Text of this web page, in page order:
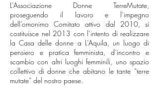
L’Associazione Donne TerreMutate,
proseguendo il lavoro e l’impegno
dell’omonimo Comitato attivo dal 2010, si
costituisce nel 2013 con l’intento di realizzare
la Casa delle donne a L’Aquila, un luogo di
pensiero e pratica femminista, d’incontro e
scambio con altri luoghi femminili, uno spazio
collettivo di donne che abitano le tante “terre
mutate” del nostro paese.